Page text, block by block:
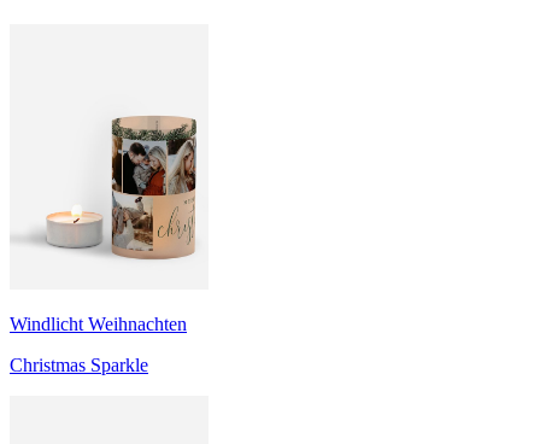
Windlicht Weihnachten
Christmas Sparkle